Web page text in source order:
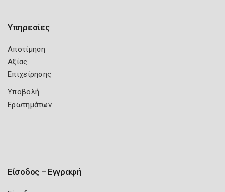
Υπηρεσίες
Αποτίμηση
Αξίας
Επιχείρησης
Υποβολή
Ερωτημάτων
Είσοδος – Εγγραφή